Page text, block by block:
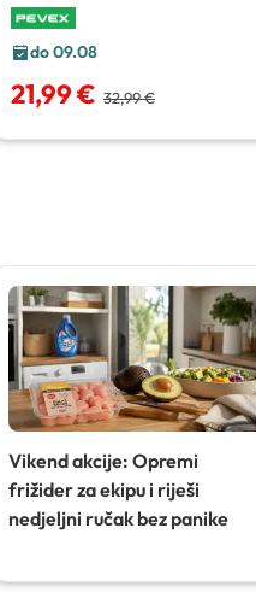
do 09.08
21,99 € 32,99 €
Vikend akcije: Opremi
frižider za ekipu i riješi
nedjeljni ručak bez panike